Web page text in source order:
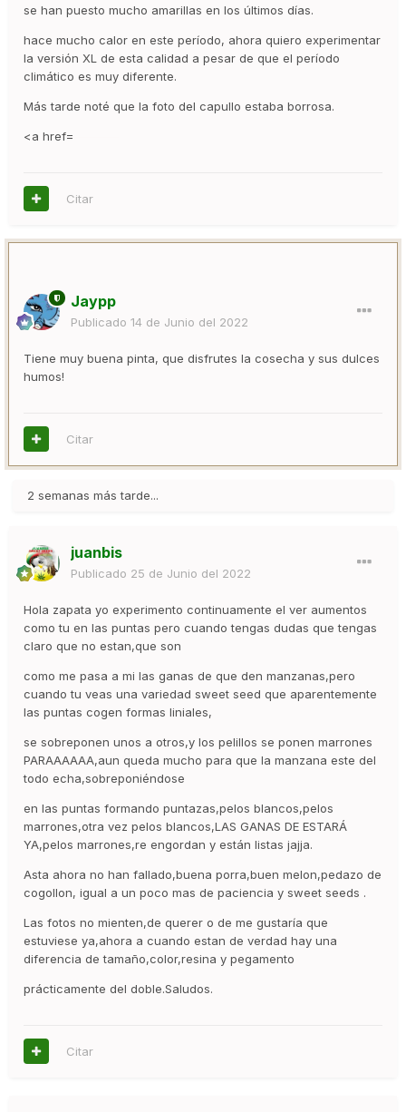
se han puesto mucho amarillas en los últimos días.
hace mucho calor en este período, ahora quiero experimentar
la versión XL de esta calidad a pesar de que el período
climático es muy diferente.
Más tarde noté que la foto del capullo estaba borrosa.
<a href=
Citar
Jaypp
Publicado 14 de Junio del 2022
Tiene muy buena pinta, que disfrutes la cosecha y sus dulces
humos!
Citar
2 semanas más tarde...
juanbis
Publicado 25 de Junio del 2022
Hola zapata yo experimento continuamente el ver aumentos
como tu en las puntas pero cuando tengas dudas que tengas
claro que no estan,que son
como me pasa a mi las ganas de que den manzanas,pero
cuando tu veas una variedad sweet seed que aparentemente
las puntas cogen formas liniales,
se sobreponen unos a otros,y los pelillos se ponen marrones
PARAAAAAA,aun queda mucho para que la manzana este del
todo echa,sobreponiéndose
en las puntas formando puntazas,pelos blancos,pelos
marrones,otra vez pelos blancos,LAS GANAS DE ESTARÁ
YA,pelos marrones,re engordan y están listas jajja.
Asta ahora no han fallado,buena porra,buen melon,pedazo de
cogollon, igual a un poco mas de paciencia y sweet seeds .
Las fotos no mienten,de querer o de me gustaría que
estuviese ya,ahora a cuando estan de verdad hay una
diferencia de tamaño,color,resina y pegamento
prácticamente del doble.Saludos.
Citar